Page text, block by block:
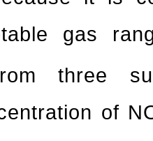
gas
three
of